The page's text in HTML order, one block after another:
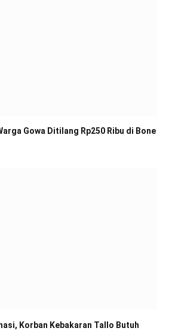
Gowa Ditilang Rp250 Ribu di Bone
Korban Kebakaran Tallo Butuh